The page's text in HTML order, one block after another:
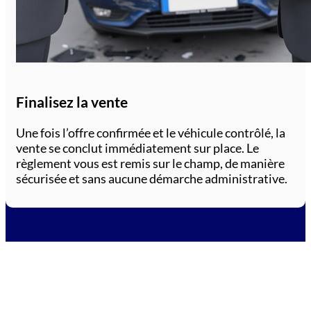
Finalisez la vente
Une fois l’offre confirmée et le véhicule contrôlé, la
vente se conclut immédiatement sur place. Le
règlement vous est remis sur le champ, de manière
sécurisée et sans aucune démarche administrative.